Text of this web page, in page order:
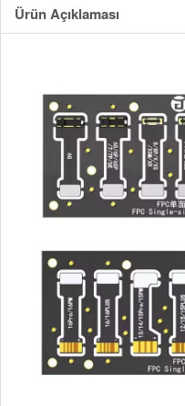
Ürün Açıklaması